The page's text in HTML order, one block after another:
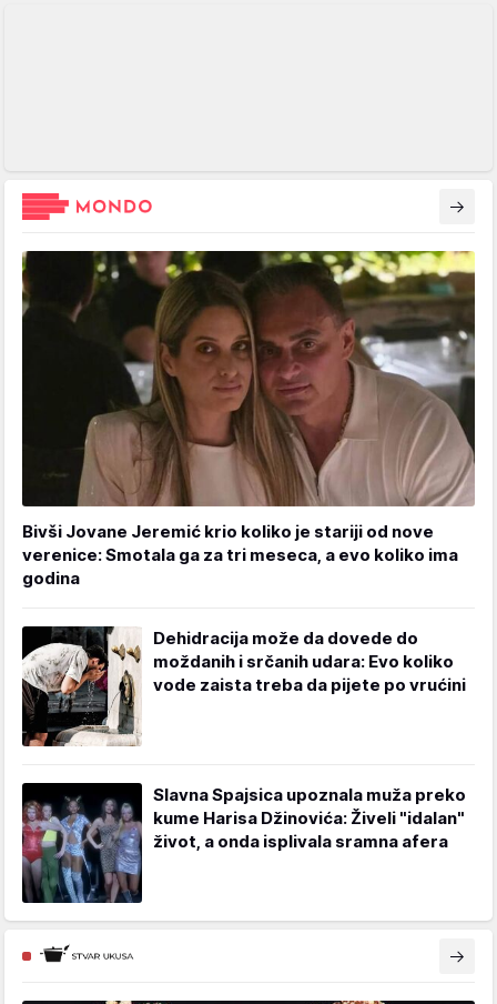
Bivši Jovane Jeremić krio koliko je stariji od nove
verenice: Smotala ga za tri meseca, a evo koliko ima
godina
Dehidracija može da dovede do
moždanih i srčanih udara: Evo koliko
vode zaista treba da pijete po vrućini
Slavna Spajsica upoznala muža preko
kume Harisa Džinovića: Živeli "idalan"
život, a onda isplivala sramna afera